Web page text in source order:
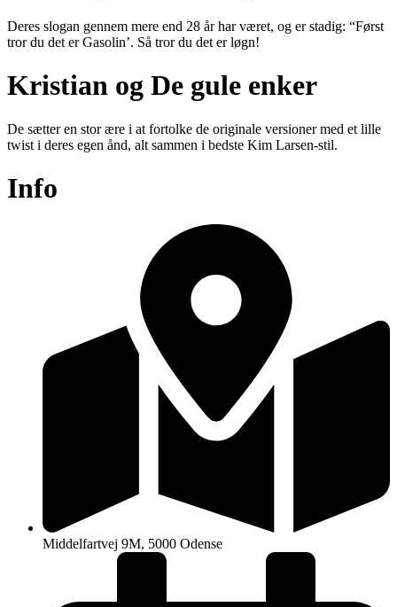
Deres slogan gennem mere end 28 år har været, og er stadig: “Først
tror du det er Gasolin’. Så tror du det er løgn!
Kristian og De gule enker
De sætter en stor ære i at fortolke de originale versioner med et lille
twist i deres egen ånd, alt sammen i bedste Kim Larsen-stil.
Info
Middelfartvej 9M, 5000 Odense